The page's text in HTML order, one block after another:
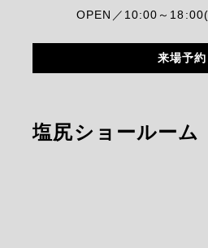
OPEN／10:00～
来場予約
塩尻ショールーム